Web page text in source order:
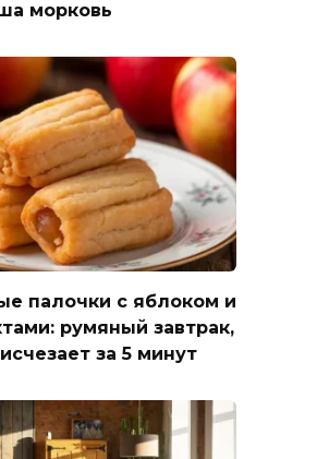
морковь
палочки с яблоком и
румяный завтрак,
за 5 минут